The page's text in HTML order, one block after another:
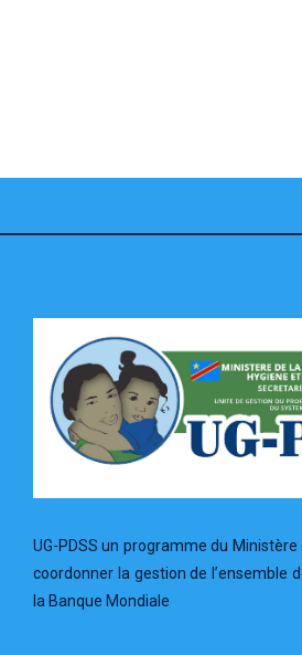
UG-PDSS un programme du
coordonner la gestion de l’ensemble
la Banque Mondiale